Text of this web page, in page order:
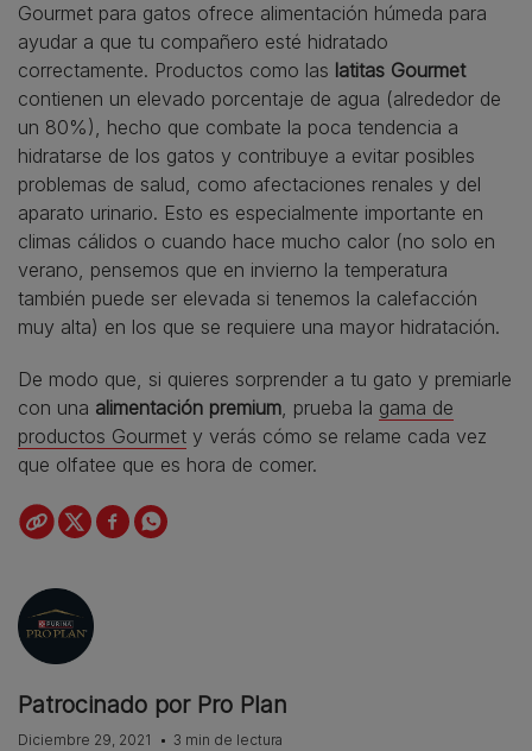
Gourmet para gatos ofrece alimentación húmeda para
ayudar a que tu compañero esté hidratado
correctamente. Productos como las latitas Gourmet
contienen un elevado porcentaje de agua (alrededor de
un 80%), hecho que combate la poca tendencia a
hidratarse de los gatos y contribuye a evitar posibles
problemas de salud, como afectaciones renales y del
aparato urinario. Esto es especialmente importante en
climas cálidos o cuando hace mucho calor (no solo en
verano, pensemos que en invierno la temperatura
también puede ser elevada si tenemos la calefacción
muy alta) en los que se requiere una mayor hidratación.
De modo que, si quieres sorprender a tu gato y premiarle
con una alimentación premium, prueba la gama de
productos Gourmet y verás cómo se relame cada vez
que olfatee que es hora de comer.
Patrocinado por Pro Plan
Diciembre 29, 2021 3 min de lectura